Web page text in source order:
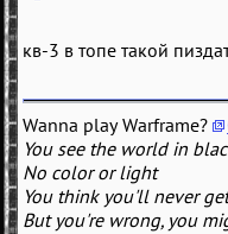
кв-3 в топе такой
Wanna play Warframe?
You see the world in
No color or light
You think you'll never
But you're wrong, you